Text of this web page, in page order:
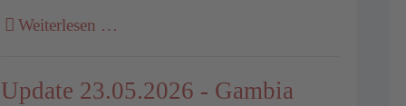
Weiterlesen …
Update 23.05.2026 - Gambia